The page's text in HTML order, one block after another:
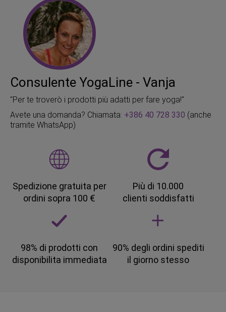
Consulente YogaLine - Vanja
"Per te troverò i prodotti più adatti per fare yoga!"
Avete una domanda? Chiamata: +386 40 728 330 (anche
tramite WhatsApp)
Spedizione gratuita per
ordini sopra 100 €
Più di 10.000
clienti soddisfatti
98% di prodotti con
disponibilita immediata
90% degli ordini spediti
il giorno stesso